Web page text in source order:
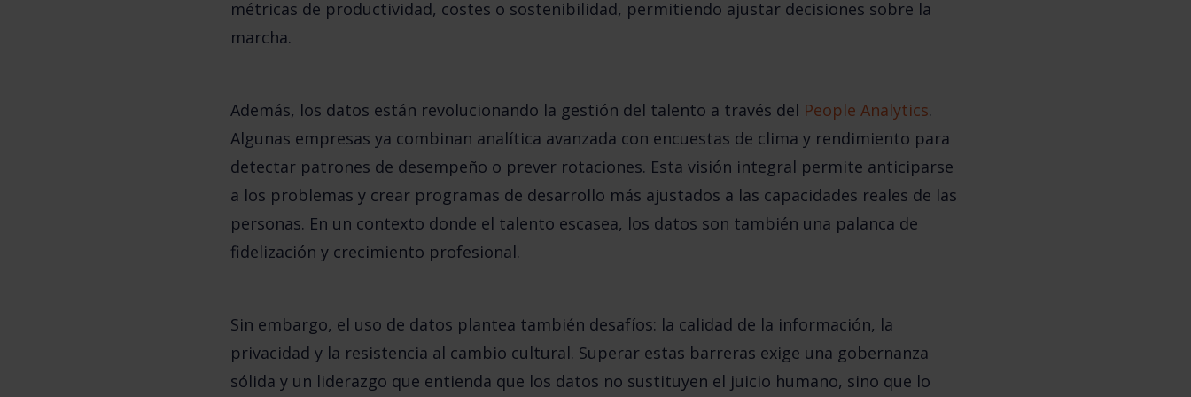
métricas de productividad, costes o sostenibilidad, permitiendo ajustar decisiones sobre la
marcha.
Además, los datos están revolucionando la gestión del talento a través del People Analytics.
Algunas empresas ya combinan analítica avanzada con encuestas de clima y rendimiento para
detectar patrones de desempeño o prever rotaciones. Esta visión integral permite anticiparse
a los problemas y crear programas de desarrollo más ajustados a las capacidades reales de las
personas. En un contexto donde el talento escasea, los datos son también una palanca de
fidelización y crecimiento profesional.
Sin embargo, el uso de datos plantea también desafíos: la calidad de la información, la
privacidad y la resistencia al cambio cultural. Superar estas barreras exige una gobernanza
sólida y un liderazgo que entienda que los datos no sustituyen el juicio humano, sino que lo